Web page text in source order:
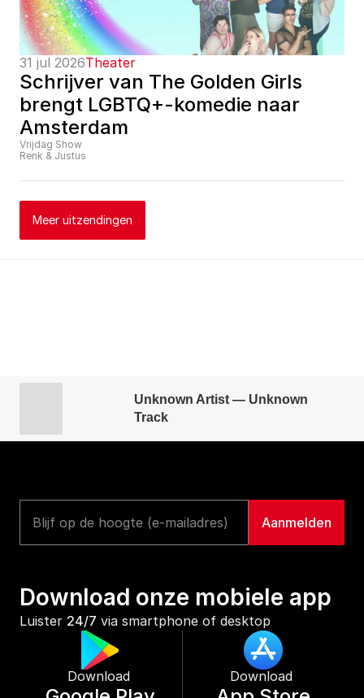
31 jul 2026Theater
Schrijver van The Golden Girls
brengt LGBTQ+-komedie naar
Amsterdam
Vrijdag Show
Renk & Justus
Meer uitzendingen
Unknown Artist — Unknown
Track
Download onze mobiele app
Luister 24/7 via smartphone of desktop
Download Download